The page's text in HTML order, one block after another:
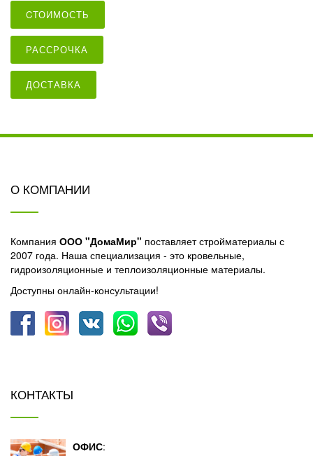
CТОИМОСТЬ
РАССРОЧКА
ДОСТАВКА
О КОМПАНИИ
Компания ООО "ДомаМир" поставляет стройматериалы с
2007 года. Наша специализация - это кровельные,
гидроизоляционные и теплоизоляционные материалы.
Доступны онлайн-консультации!
КОНТАКТЫ
ОФИС: